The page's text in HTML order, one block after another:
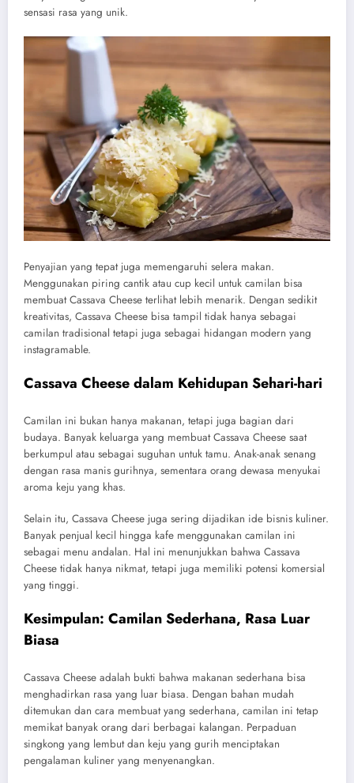
sensasi rasa yang unik.
Penyajian yang tepat juga memengaruhi selera makan.
Menggunakan piring cantik atau cup kecil untuk camilan bisa
membuat Cassava Cheese terlihat lebih menarik. Dengan sedikit
kreativitas, Cassava Cheese bisa tampil tidak hanya sebagai
camilan tradisional tetapi juga sebagai hidangan modern yang
instagramable.
Cassava Cheese dalam Kehidupan Sehari-hari
Camilan ini bukan hanya makanan, tetapi juga bagian dari
budaya. Banyak keluarga yang membuat Cassava Cheese saat
berkumpul atau sebagai suguhan untuk tamu. Anak-anak senang
dengan rasa manis gurihnya, sementara orang dewasa menyukai
aroma keju yang khas.
Selain itu, Cassava Cheese juga sering dijadikan ide bisnis kuliner.
Banyak penjual kecil hingga kafe menggunakan camilan ini
sebagai menu andalan. Hal ini menunjukkan bahwa Cassava
Cheese tidak hanya nikmat, tetapi juga memiliki potensi komersial
yang tinggi.
Kesimpulan: Camilan Sederhana, Rasa Luar
Biasa
Cassava Cheese adalah bukti bahwa makanan sederhana bisa
menghadirkan rasa yang luar biasa. Dengan bahan mudah
ditemukan dan cara membuat yang sederhana, camilan ini tetap
memikat banyak orang dari berbagai kalangan. Perpaduan
singkong yang lembut dan keju yang gurih menciptakan
pengalaman kuliner yang menyenangkan.